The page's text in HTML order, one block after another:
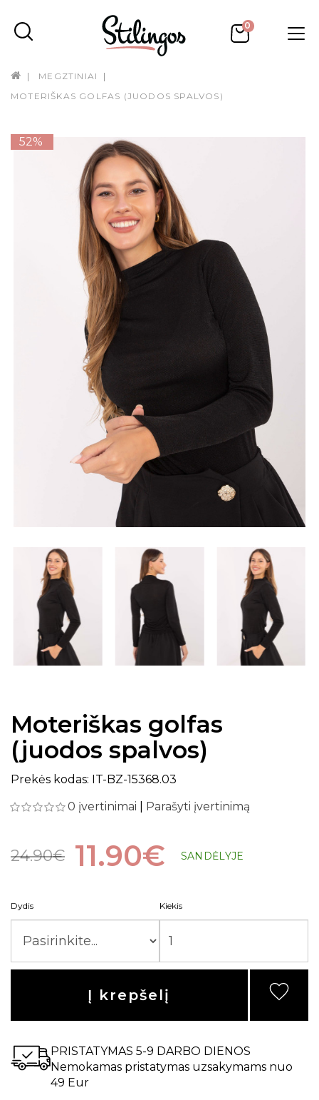
0
MEGZTINIAI
MOTERIŠKAS GOLFAS (JUODOS SPALVOS)
52%
Moteriškas golfas
(juodos spalvos)
Prekės kodas: IT-BZ-15368.03
0 įvertinimai
Parašyti įvertinimą
24.90€ 11.90€ SANDĖLYJE
Dydis Kiekis
Į krepšelį
PRISTATYMAS 5-9 DARBO DIENOS
Nemokamas pristatymas uzsakymams nuo
49 Eur